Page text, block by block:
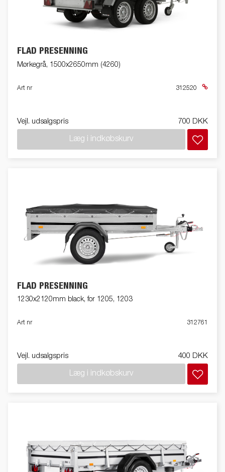
FLAD PRESENNING
Mørkegrå, 1500x2650mm (4260)
Art nr 312520
Vejl. udsalgspris 700 DKK
Læg i indkøbskurv
FLAD PRESENNING
1230x2120mm black, for 1205, 1203
Art nr 312761
Vejl. udsalgspris 400 DKK
Læg i indkøbskurv